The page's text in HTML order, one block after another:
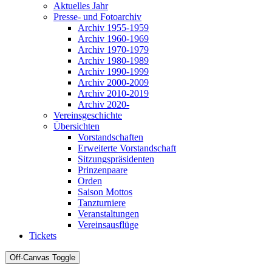
Aktuelles Jahr
Presse- und Fotoarchiv
Archiv 1955-1959
Archiv 1960-1969
Archiv 1970-1979
Archiv 1980-1989
Archiv 1990-1999
Archiv 2000-2009
Archiv 2010-2019
Archiv 2020-
Vereinsgeschichte
Übersichten
Vorstandschaften
Erweiterte Vorstandschaft
Sitzungspräsidenten
Prinzenpaare
Orden
Saison Mottos
Tanzturniere
Veranstaltungen
Vereinsausflüge
Tickets
Off-Canvas Toggle